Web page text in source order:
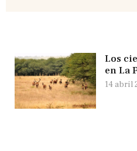
Los
en La
14 abril